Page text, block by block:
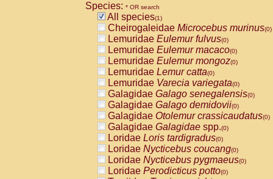
CebidaeCebus capucinus
CebidaeCebus nigrivittatus
CebidaeCebus spp.(0)
CebidaeSaimiri boliviensis(0)
CebidaeSaimiri sciureus(0)
AtelidaeAlouatta caraya(0)
AtelidaeAlouatta fusca(0)
AtelidaeAlouatta seniculus(0)
AtelidaeAlouattaspp.(0)
AtelidaeAteles belzebuth(0)
AtelidaeAteles geoffroyi(0)
AtelidaeAteles paniscus(0)
AtelidaeAtelesspp.(0)
AtelidaeLagothrix lagothricha(0)
AtelidaeLagothrix lagothricha cana
PitheciidaeCacajao calvus
Species: * OR search
All species(1)
Cheirogaleidae Microcebus murinus(0)
Lemuridae Eulemur fulvus(0)
Lemuridae Eulemur macaco(0)
Lemuridae Eulemur mongoz(0)
Lemuridae Lemur catta(0)
Lemuridae Varecia variegata(0)
Galagidae Galago senegalensis(0)
Galagidae Galago demidovii(0)
Galagidae Otolemur crassicaudatus(0)
Galagidae Galagidae spp.(0)
Loridae Loris tardigradus(0)
Loridae Nycticebus coucang(0)
Loridae Nycticebus pygmaeus(0)
Loridae Perodicticus potto(0)